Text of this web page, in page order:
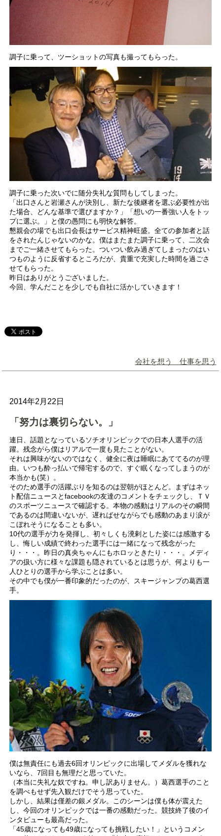
調子に乗って、ツーショットの写真も撮ってもらった。
調子に乗った次いでに随分失礼な質問もしてしまった。
「出口さんと岩瀬さんが決別し、新たな後継者を選ぶ必要性が出
た場合、どんな基準で選びますか？」「想いの一番強い人をトッ
プに選ぶ。」と僕の愚問にも明快な解答。
懇親会の場でも出口会長はサービス精神旺盛。全ての参加者と話
をされたんじゃないのかな。僕はまたまた調子に乗って、二次会
までご一緒させてもらった。ついつい飲み過ぎてしまったのはい
つものように反省するところだが、貴重で充実した時間を過ごさ
せてもらった。
昨日はありがとうございました。
今回、学んだことを少しでも自社に活かしていきます！
会社を想う 仕事を思う
2014年2月22日
「努力は裏切らない。」
連日、話題となっているソチオリンピックでの日本人選手の活
躍。残念がら僕はリアルで一度も見たことがない。
それは興味がないのではなく、健全に夜は睡眠にあててるのが理
由。いつも酔っ払いで帰宅するので、すぐ眠くなってしまうのが
本当かも(笑）。
そのため選手の活躍ぶりを知るのは翌朝がほとんど。まずはネッ
ト配信ニュースとfacebookの友達のコメントをチェックし、ＴＶ
のスポーツニュースで確認する。本物の感動はリアルのその瞬間
であるのは間違いないが、遅ればせながらでも感動のあまり涙が
こぼれそうになることも多い。
10代の選手が力を発揮し、初々しくも溌剌とした姿には感激する
し、悔しい成績で終わった選手には一緒になって残念がった
り・・・。昨日の真央ちゃんにもホロッときたり・・・。メディ
アの扱い方に様々な課題も隠されているとは思うが、何よりも一
人ひとりの選手から学ぶことは多い。
その中でも僕が一番印象的だったのが、スキージャンプの葛西選
手。
僕は無責任にも過去6回オリンピックに出場してメダルを獲れな
いなら、7回目も無理だと思っていた。
（本当に失礼な奴ですね。申し訳ありません。）葛西選手のこと
を調べもせず先入観だけでそう思っていた。
しかし、結果は僅差の銀メダル。このシーンは僕も体が震えた
し、今回のオリンピックでは一番の感動だった。競技終了後のイ
ンタビューも最高だった。
「45歳になっても49歳になっても挑戦したい！」というコメン